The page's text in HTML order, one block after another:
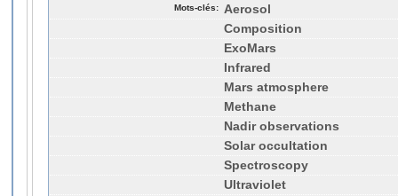
Mots-clés:
Aerosol
Composition
ExoMars
Infrared
Mars atmosphere
Methane
Nadir observations
Solar occultation
Spectroscopy
Ultraviolet